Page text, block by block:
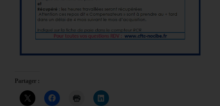
Partager :